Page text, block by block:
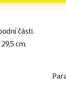
části.
cm.